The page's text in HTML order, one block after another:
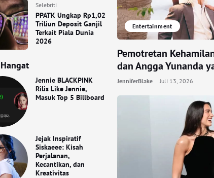
Selebriti
PPATK Ungkap Rp1,02
Triliun Deposit Ganjil
Terkait Piala Dunia
2026
Jennie BLACKPINK
Rilis Like Jennie,
Masuk Top 5 Billboard
Jejak Inspiratif
Siskaeee: Kisah
Perjalanan,
Kecantikan, dan
Kreativitas
Entertainment
Pemotretan
dan Angga Yunanda
JenniferBlake Juli 13, 2026